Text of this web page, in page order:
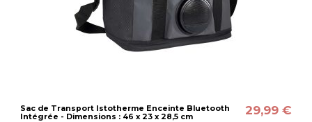
Sac de Transport Istotherme Enceinte Bluetooth
Intégrée - Dimensions : 46 x 23 x 28,5 cm
29,99 €